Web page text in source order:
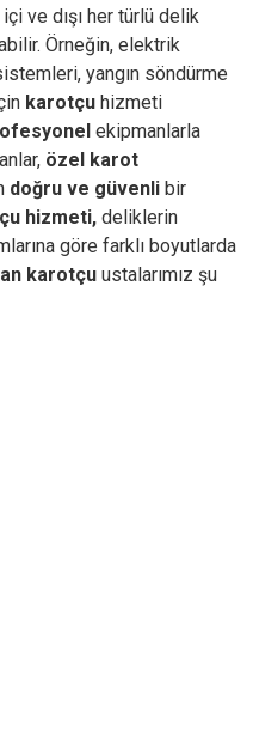
ve dışı her türlü delik
Örneğin, elektrik
yangın söndürme
karotçu hizmeti
ekipmanlarla
özel karot
doğru ve güvenli bir
hizmeti, deliklerin
göre farklı boyutlarda
karotçu ustalarımız şu